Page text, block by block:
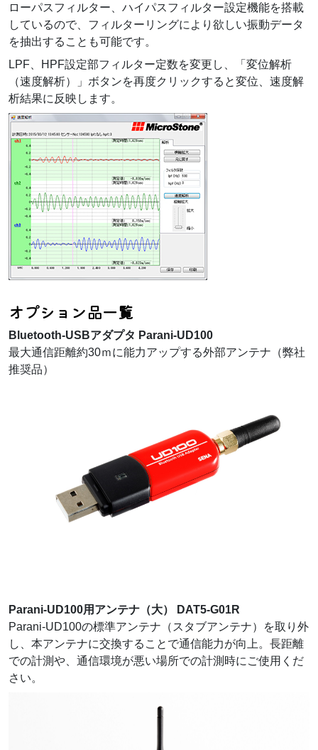
ローパスフィルター、ハイパスフィルター設定機能を搭載
しているので、フィルターリングにより欲しい振動データ
を抽出することも可能です。
LPF、HPF設定部フィルター定数を変更し、「変位解析
（速度解析）」ボタンを再度クリックすると変位、速度解
析結果に反映します。
オプション品一覧
Bluetooth-USBアダプタ Parani-UD100
最大通信距離約30ｍに能力アップする外部アンテナ（弊社
推奨品）
Parani-UD100用アンテナ（大） DAT5-G01R
Parani-UD100の標準アンテナ（スタブアンテナ）を取り外
し、本アンテナに交換することで通信能力が向上。長距離
での計測や、通信環境が悪い場所での計測時にご使用くだ
さい。